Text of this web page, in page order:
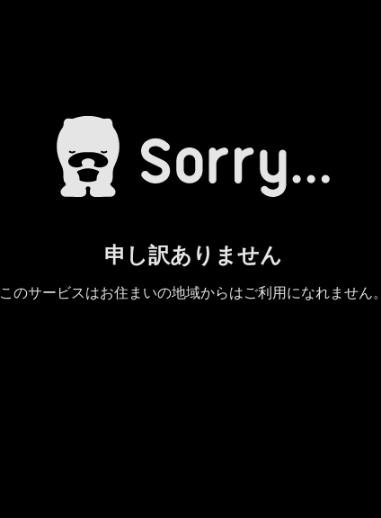
申し訳ありません
このサービスはお住まいの地域からはご利用になれません。